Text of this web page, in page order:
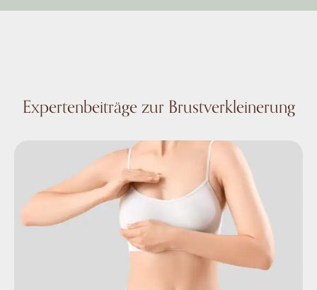
Expertenbeiträge zur Brustverkleinerung
Brustverkleinerung und Narben: Alles zur Heilung und